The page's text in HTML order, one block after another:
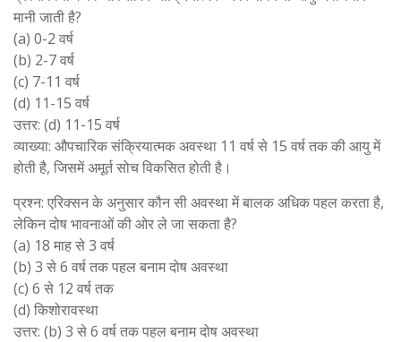
मानी जाती है?
(a) 0-2 वर्ष
(b) 2-7 वर्ष
(c) 7-11 वर्ष
(d) 11-15 वर्ष
उत्तर: (d) 11-15 वर्ष
व्याख्या: औपचारिक संक्रियात्मक अवस्था 11 वर्ष से 15 वर्ष तक की आयु में
होती है, जिसमें अमूर्त सोच विकसित होती है।
प्रश्न: एरिक्सन के अनुसार कौन सी अवस्था में बालक अधिक पहल करता है,
लेकिन दोष भावनाओं की ओर ले जा सकता है?
(a) 18 माह से 3 वर्ष
(b) 3 से 6 वर्ष तक पहल बनाम दोष अवस्था
(c) 6 से 12 वर्ष तक
(d) किशोरावस्था
उत्तर: (b) 3 से 6 वर्ष तक पहल बनाम दोष अवस्था